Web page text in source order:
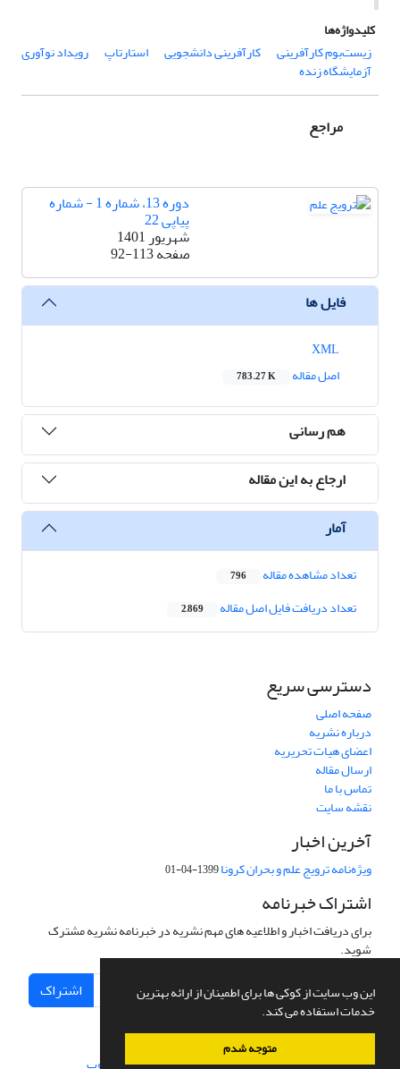
این وب سایت از کوکی ها برای اطمینان از ارائه بهترین
خدمات استفاده می کند.
متوجه شدم
کلیدواژه‌ها
زیست‌بوم کارآفرینی
کارآفرینی دانشجویی استارتاپ رویداد نوآوری
آزمایشگاه زنده
مراجع
دوره 13، شماره 1 - شماره
پیاپی 22
شهریور 1401
صفحه92-113
فایل ها
اصل مقاله
783.27 K
هم رسانی
ارجاع به این مقاله
آمار
تعداد مشاهده مقاله 796
تعداد دریافت فایل اصل مقاله 2,869
دسترسی سریع
صفحه اصلی
درباره نشریه
اعضای هیات تحریریه
ارسال مقاله
تماس با ما
نقشه سایت
آخرین اخبار
ویژه‌نامه ترویج علم و بحران کرونا1399-04-01
اشتراک خبرنامه
برای دریافت اخبار و اطلاعیه های مهم نشریه در خبرنامه نشریه مشترک
شوید.
اشتراک